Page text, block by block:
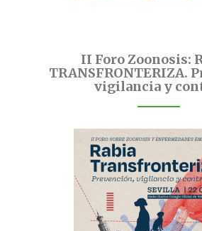
II Foro Zoonosis:
TRANSFRONTERIZA.
vigilancia y